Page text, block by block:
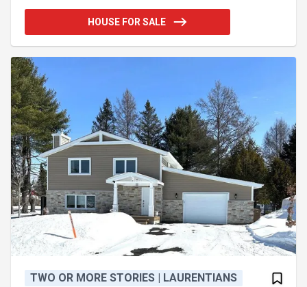
aménagée avec piscine, terrasses en ipé et granit,
invite à la détente. Une demeure rare où design et
pure beauté! Un classique de l'architecture
moderne signé Jacques
HOUSE FOR SALE
TWO OR MORE STORIES | LAURENTIANS